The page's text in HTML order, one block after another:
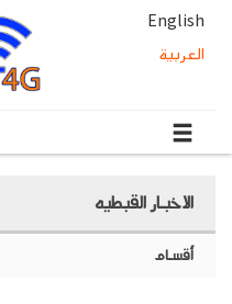
English
العربية
الاخبار القبطيه
أقسام